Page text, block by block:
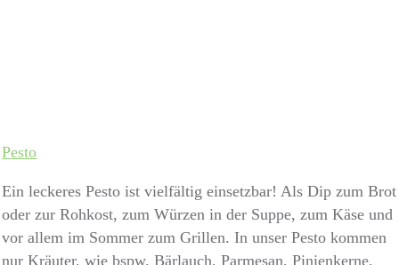
Pesto
Ein leckeres Pesto ist vielfältig einsetzbar! Als Dip zum Brot
oder zur Rohkost, zum Würzen in der Suppe, zum Käse und
vor allem im Sommer zum Grillen. In unser Pesto kommen
nur Kräuter, wie bspw. Bärlauch, Parmesan, Pinienkerne,